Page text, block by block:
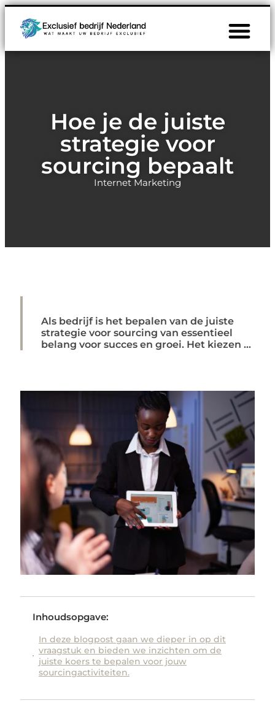
Hoe je de juiste
strategie voor
sourcing bepaalt
Internet Marketing
Als bedrijf is het bepalen van de juiste
strategie voor sourcing van essentieel
belang voor succes en groei. Het kiezen ...
Inhoudsopgave:
In deze blogpost gaan we dieper in op dit
vraagstuk en bieden we inzichten om de
juiste koers te bepalen voor jouw
sourcingactiviteiten.